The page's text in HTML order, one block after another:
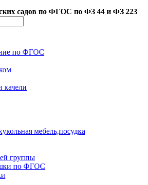
садов по ФГОC по ФЗ 44 и ФЗ 223
по ФГОС
качели
мебель,посудка
группы
по ФГОС